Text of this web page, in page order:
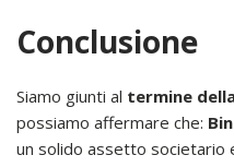
Conclusione
Siamo giunti al termine
possiamo affermare che:
un solido assetto